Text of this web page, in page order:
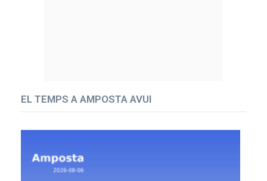
EL TEMPS A AMPOSTA AVUI